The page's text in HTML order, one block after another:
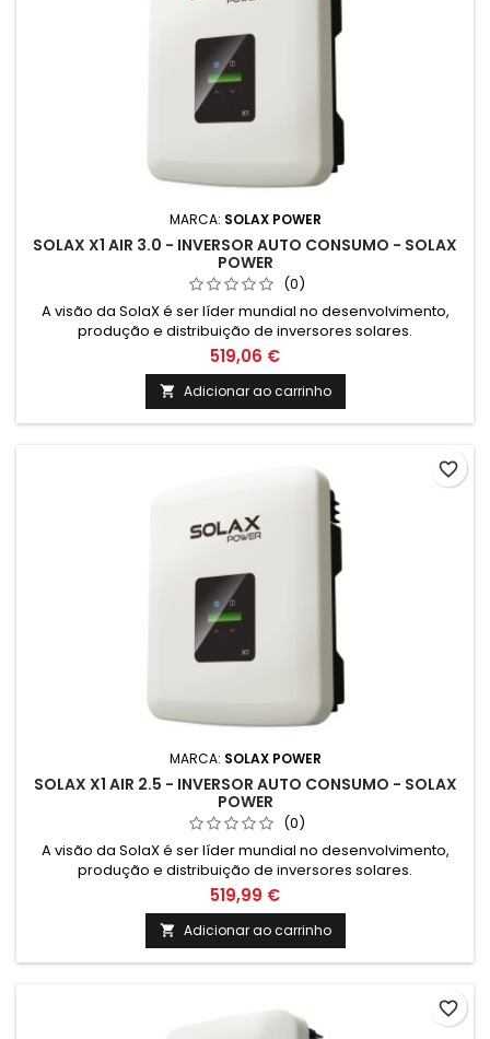
MARCA: SOLAX POWER
SOLAX X1 AIR 3.0 - INVERSOR AUTO CONSUMO - SOLAX
POWER
(0)
A visão da SolaX é ser líder mundial no desenvolvimento,
produção e distribuição de inversores solares.
519,06 €
 Adicionar ao carrinho
MARCA: SOLAX POWER
SOLAX X1 AIR 2.5 - INVERSOR AUTO CONSUMO - SOLAX
POWER
(0)
A visão da SolaX é ser líder mundial no desenvolvimento,
produção e distribuição de inversores solares.
519,99 €
 Adicionar ao carrinho
favorite_border
favorite_border